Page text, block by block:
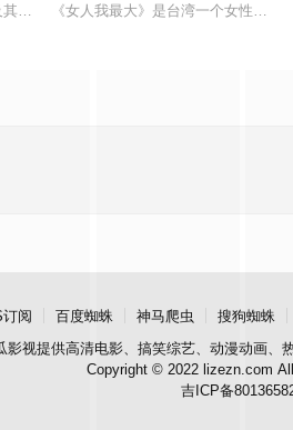
生活感受的節目。
他主持人，以轻松有趣、非一般的旅游方
《女人我最大》是台湾一个女性类
订阅 百度蜘蛛 神马爬虫 搜狗蜘蛛
影视提供高清电影、搞笑综艺、动漫动画、
Copyright © 2022 lizezn.com
吉ICP备